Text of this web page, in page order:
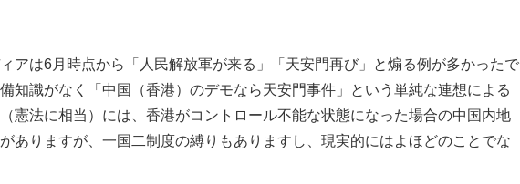
アは6月時点から「人民解放軍が来る」「 天安門再び」と煽る例が多かったで
知識がなく「中国（香港） のデモなら天安門事件」という単純な連想による
憲法に相当）には、 香港がコントロール不能な状態になった場合の中国内地
ありますが、一国二制度の縛りもありますし、 現実的にはよほどのことでな